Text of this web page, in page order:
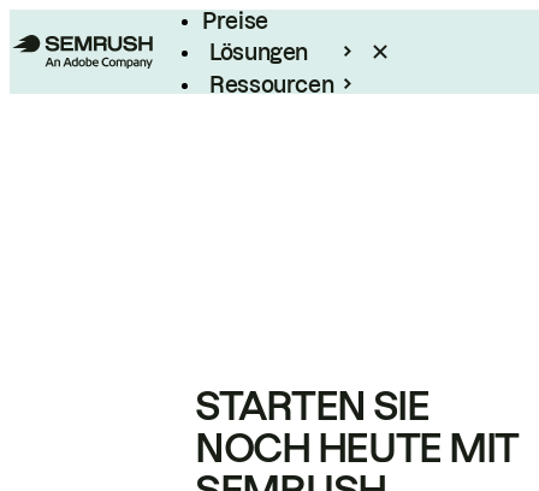
Preise
Lösungen
Ressourcen
STARTEN SIE
NOCH HEUTE MIT